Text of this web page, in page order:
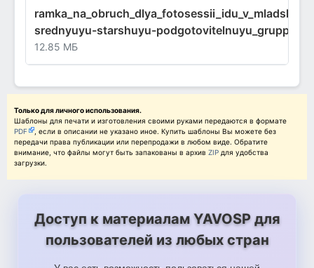
srednyuyu-starshuyu-
12.85 МБ
Только для личного использования.
Шаблоны для печати и изготовления своими руками передаются в формате
PDF
, если в описании не указано иное. Купить шаблоны Вы можете без
передачи права публикации или перепродажи в любом виде. Обратите
внимание, что файлы могут быть запакованы в архив ZIP для удобства
загрузки.
Доступ к материалам YAVOSP для
пользователей из любых стран